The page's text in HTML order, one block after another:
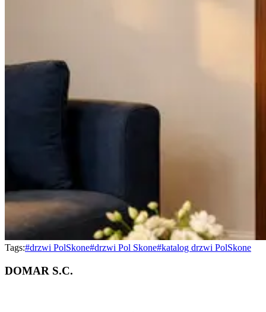
Tags:#drzwi PolSkone#drzwi Pol Skone#katalog drzwi PolSkone
DOMAR S.C.